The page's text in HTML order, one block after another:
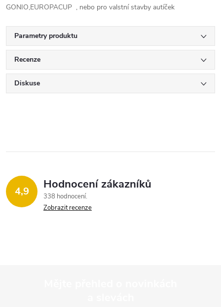
GONIO,EUROPACUP , nebo pro valstní stavby autíček
Parametry produktu
Recenze
Diskuse
4,9 Hodnocení zákazníků
338 hodnocení
Zobrazit recenze